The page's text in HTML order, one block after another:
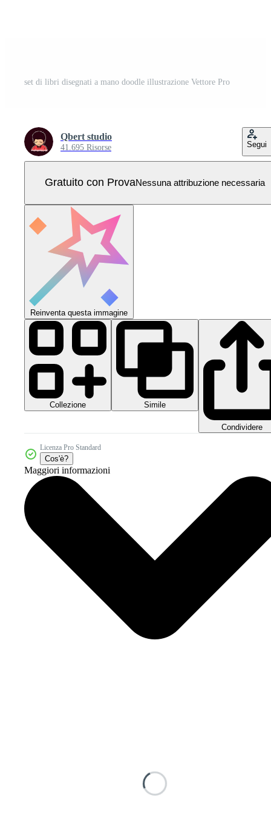
set di libri disegnati a mano doodle illustrazione Vettore Pro
Qbert studio
41.695 Risorse Segui
Gratuito con ProvaNessuna attribuzione necessaria
Reinventa questa immagine
Collezione Simile
Condividere
Licenza Pro Standard
Cos'è?
Maggiori informazioni